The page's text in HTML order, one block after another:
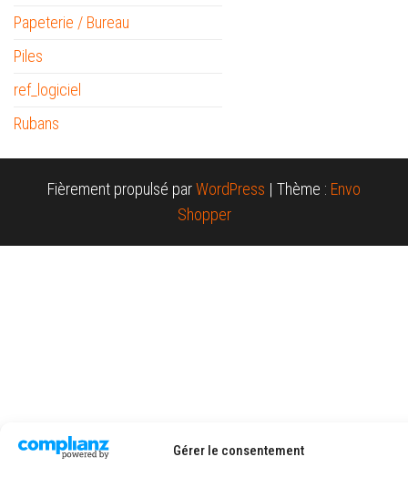
Gérer le consentement
Papeterie / Bureau
Piles
ref_logiciel
Rubans
Fièrement propulsé parWordPress | Thème : Envo
Shopper